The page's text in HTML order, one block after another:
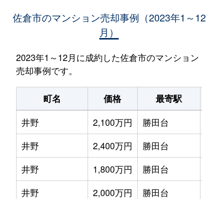
佐倉市のマンション売却事例（2023年1～12
月）
2023年1～12月に成約した佐倉市のマンション
売却事例です。
町名 価格 最寄駅
井野
2,100万円 勝田台
井野
2,400万円 勝田台
井野
1,800万円 勝田台
井野
2,000万円 勝田台